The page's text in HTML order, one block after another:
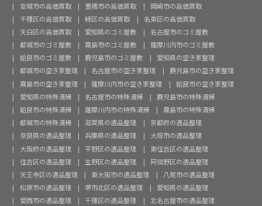
安城市の高価買取
豊橋市の高価買取
岡崎市の高価買取
千種区の高価買取
緑区の高価買取
名東区の高価買取
天白区の高価買取
愛知県のゴミ屋敷
名古屋市のゴミ屋敷
都城市のゴミ屋敷
霧島市のゴミ屋敷
薩摩川内市のゴミ屋敷
姶良市のゴミ屋敷
鹿児島市のゴミ屋敷
愛知県の空き家整理
都城市の空き家整理
名古屋市の空き家整理
鹿児島市の空き家整理
霧島市の空き家整理
薩摩川内市の空き家整理
姶良市の空き家整理
愛知県の特殊清掃
名古屋市の特殊清掃
鹿児島市の特殊清掃
姶良市の特殊清掃
薩摩川内市の特殊清掃
霧島市の特殊清掃
都城市の特殊清掃
滋賀県の遺品整理
京都府の遺品整理
奈良県の遺品整理
兵庫県の遺品整理
大阪市の遺品整理
大阪府の遺品整理
平野区の遺品整理
東住吉区の遺品整理
住吉区の遺品整理
生野区の遺品整理
阿倍野区の遺品整理
天王寺区の遺品整理
東大阪市の遺品整理
八尾市の遺品整理
松原市の遺品整理
堺市北区の遺品整理
愛知県の遺品整理
愛西市の遺品整理
千種区の遺品整理 北名古屋市の遺品整理